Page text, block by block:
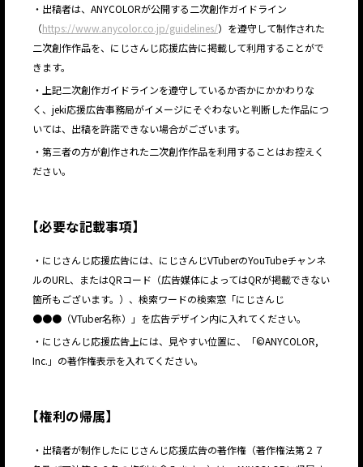
・出稿者は、ANYCOLORが公開する二次創作ガイドライン
（https://www.anycolor.co.jp/guidelines/）を遵守して制作された
二次創作作品を、にじさんじ応援広告に掲載して利用することがで
きます。
・上記二次創作ガイドラインを遵守しているか否かにかかわりな
く、jeki応援広告事務局がイメージにそぐわないと判断した作品につ
いては、出稿を許諾できない場合がございます。
・第三者の方が創作された二次創作作品を利用することはお控えく
ださい。
【必要な記載事項】
・にじさんじ応援広告には、にじさんじVTuberのYouTubeチャンネ
ルのURL、またはQRコード（広告媒体によってはQRが掲載できない
箇所もございます。）、検索ワードの検索窓「にじさんじ
●●●（VTuber名称）」を広告デザイン内に入れてください。
・にじさんじ応援広告上には、見やすい位置に、「©ANYCOLOR,
Inc.」の著作権表示を入れてください。
【権利の帰属】
・出稿者が制作したにじさんじ応援広告の著作権（著作権法第２７